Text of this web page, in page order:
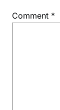
Comment *